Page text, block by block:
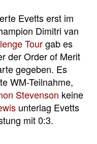
Evetts erst im
Dimitri van
Tourgab es
der Order of Merit
gegeben. Es
WM-Teilnahme,
Stevenson keine
unterlag Evetts
mit 0:3.